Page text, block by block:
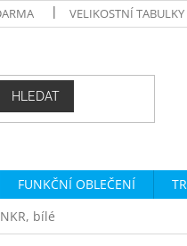
VELIKOSTNÍ TABULKY
HLEDAT
FUNKČNÍ OBLEČENÍ
bílé